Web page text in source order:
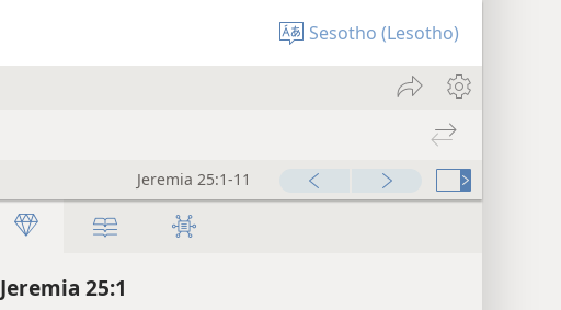
Sesotho (Lesotho)
Jeremia 25:1-11
Jeremia 25:1